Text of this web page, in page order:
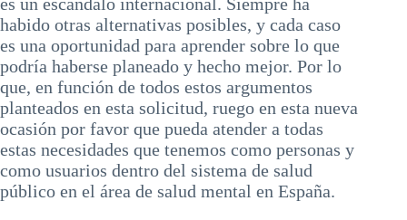
habido otras alternativas posibles, y cada caso
es una oportunidad para aprender sobre lo que
podría haberse planeado y hecho mejor. Por lo
que, en función de todos estos argumentos
planteados en esta solicitud, ruego en esta nueva
ocasión por favor que pueda atender a todas
estas necesidades que tenemos como personas y
como usuarios dentro del sistema de salud
público en el área de salud mental en España.